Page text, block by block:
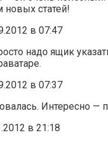
новых статей!
в 07:47
надо ящик
в 07:37
Интересно —
в 21:18